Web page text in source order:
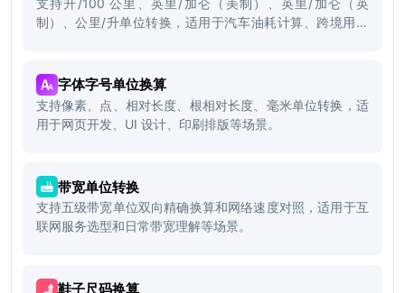
制）、公里/升单位转换，适用于汽车油耗计算、跨境用车
字体字号单位换算
支持像素、点、相对长度、根相对长度、毫米单位转换，适
用于网页开发、UI 设计、印刷排版等场景。
带宽单位转换
支持五级带宽单位双向精确换算和网络速度对照，适用于互
联网服务选型和日常带宽理解等场景。
鞋子尺码换算